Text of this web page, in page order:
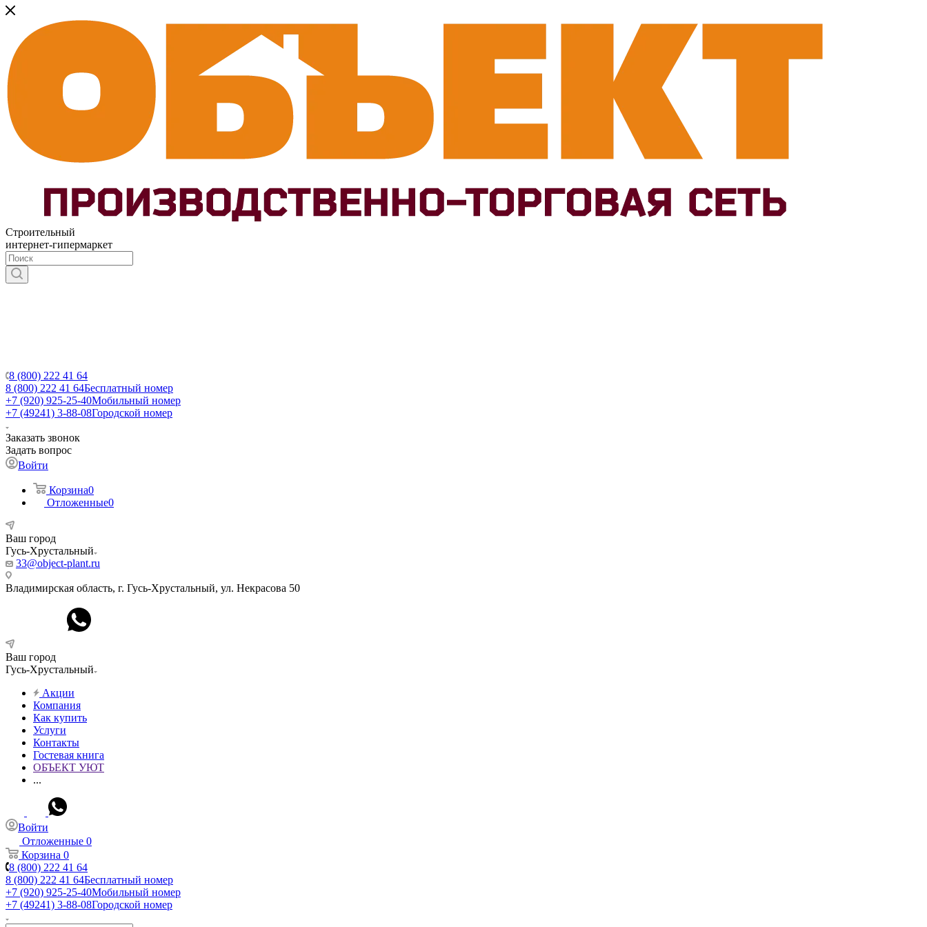
Строительный
интернет-гипермаркет
8 (800) 222 41 64
8 (800) 222 41 64Бесплатный номер
+7 (920) 925-25-40Мобильный номер
+7 (49241) 3-88-08Городской номер
Заказать звонок
Задать вопрос
Войти
Корзина0
Отложенные0
Ваш город
Гусь-Хрустальный
33@object-plant.ru
Владимирская область, г. Гусь-Хрустальный, ул. Некрасова 50
Ваш город
Гусь-Хрустальный
Акции
Компания
Как купить
Услуги
Контакты
Гостевая книга
ОБЪЕКТ УЮТ
...
Войти
Отложенные 0
Корзина 0
8 (800) 222 41 64
8 (800) 222 41 64Бесплатный номер
+7 (920) 925-25-40Мобильный номер
+7 (49241) 3-88-08Городской номер